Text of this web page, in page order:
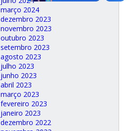
março 2024
dezembro 2023
novembro 2023
outubro 2023
setembro 2023
agosto 2023
julho 2023
junho 2023
abril 2023
março 2023
fevereiro 2023
janeiro 2023
dezembro 2022